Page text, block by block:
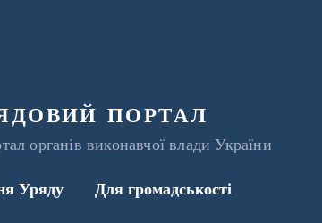
портал
органів виконавчої влади України
Уряду Для громадськості